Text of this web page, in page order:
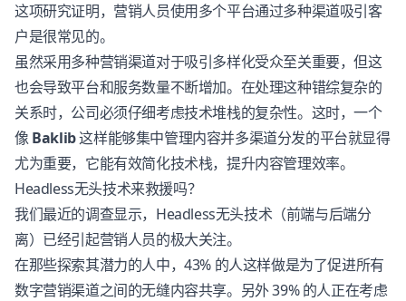
这项研究证明，营销人员使用多个平台通过多种渠道吸引客
户是很常见的。
虽然采用多种营销渠道对于吸引多样化受众至关重要，但这
也会导致平台和服务数量不断增加。在处理这种错综复杂的
关系时，公司必须仔细考虑技术堆栈的复杂性。这时，一个
像 Baklib这样能够集中管理内容并多渠道分发的平台就显得
尤为重要，它能有效简化技术栈，提升内容管理效率。
Headless无头技术来救援吗？
我们最近的调查显示，Headless无头技术（前端与后端分
离）已经引起营销人员的极大关注。
在那些探索其潜力的人中，43% 的人这样做是为了促进所有
数字营销渠道之间的无缝内容共享。另外 39% 的人正在考虑